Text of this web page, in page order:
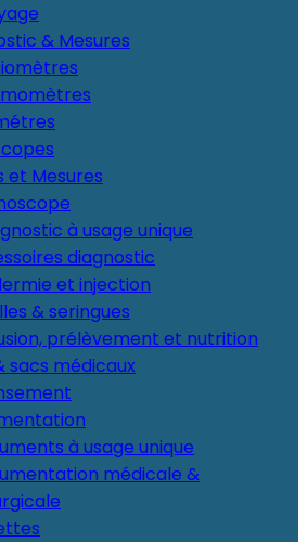
& Mesures
et Mesures
à usage unique
diagnostic
et injection
& seringues
prélèvement et nutrition
sacs médicaux
à usage unique
médicale &